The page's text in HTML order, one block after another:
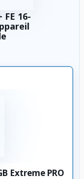
FE 16-
Extreme PRO